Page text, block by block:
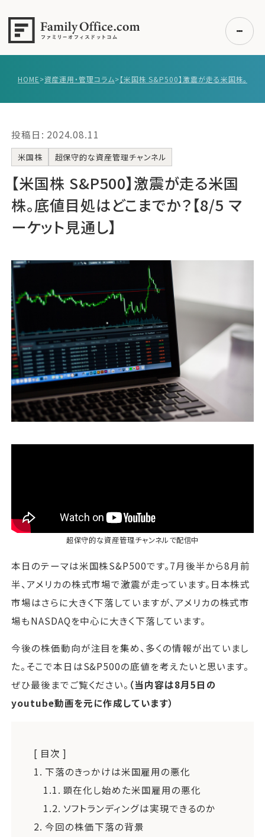
事例紹介
エキスパート一覧
無料講座
コラム
利用者の声
ファミリーオフィスとは
関連書籍
メールマガジン登録
よくある質問
HOME>資産運用・管理コラム>
投稿日: 2024.08.11
米国株 超保守的な資産管理チャンネル
【米国株 S&P500】‌‌激震が走る米国
株。底値目処はどこまでか？【8/5 マ
ーケット見通し】
超保守的な資産管理チャンネルで配信中
本日のテーマは米国株S&P500です。7月後半から8月前
半、アメリカの株式市場で激震が走っています。日本株式
市場はさらに大きく下落していますが、アメリカの株式市
場もNASDAQを中心に大きく下落しています。
今後の株価動向が注目を集め、多くの情報が出ていまし
た。そこで本日はS&P500の底値を考えたいと思います。
ぜひ最後までご覧ください。 （当内容は8月5日の
youtube動画を元に作成しています）
[ 目次 ]
1. 下落のきっかけは米国雇用の悪化
1.1. 顕在化し始めた米国雇用の悪化
1.2. ソフトランディングは実現できるのか
2. 今回の株価下落の背景